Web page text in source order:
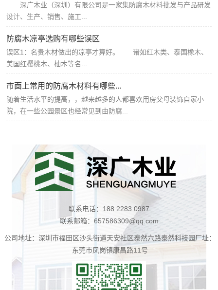
深广木业（深圳）有限公司是一家集防腐木材料批发与产品研发
设计、生产、销售、施工...
防腐木凉亭选购有哪些误区
误区1：名贵木材做出的凉亭才算好。 诸如红木类、泰国橡木、
美国红樱桃木、柚木等名...
市面上常用的防腐木材料有哪些...
随着生活水平的提高，，越来越多的人都喜欢用房父母装饰自家小
院，在一些公园景区也经常见到由防腐...
联系电话：188 2283 0987
联系邮箱：657586309@qq.com
公司地址：深圳市福田区沙头街道天安社区泰然六路泰然科技园厂址：
东莞市凤岗镇康昌路11号